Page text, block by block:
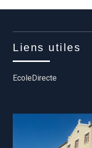
Liens utiles
EcoleDirecte